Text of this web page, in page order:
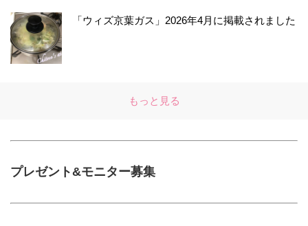
「ウィズ京葉ガス」2026年4月に掲載されました
もっと見る
プレゼント&モニター募集